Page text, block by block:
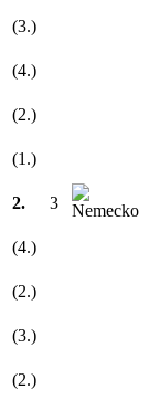
(3.)
(4.)
(2.)
(1.)
2. 3
(4.)
(2.)
(3.)
(2.)